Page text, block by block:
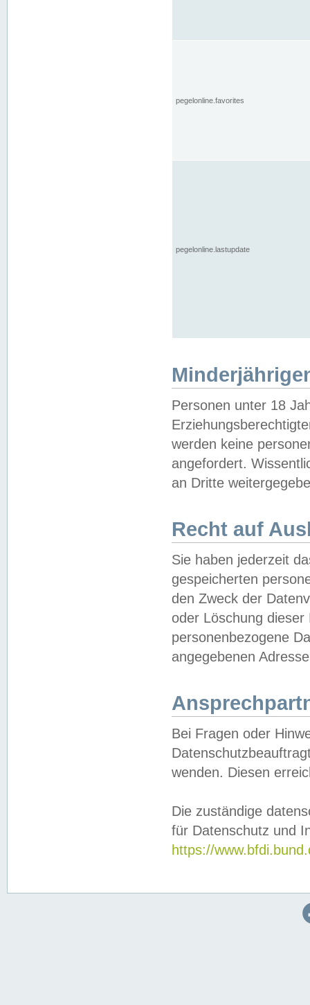
pegelonline.favorites
pegelonline.lastupdate
Personen unter 18
werden keine
angefordert.
an Dritte
Recht auf
Sie haben jederzeit
gespeicherten
den Zweck der
oder Löschung
personenbezogene
angegebenen
Bei Fragen oder
wenden. Diesen
Die zuständige
für Datenschutz und
https://